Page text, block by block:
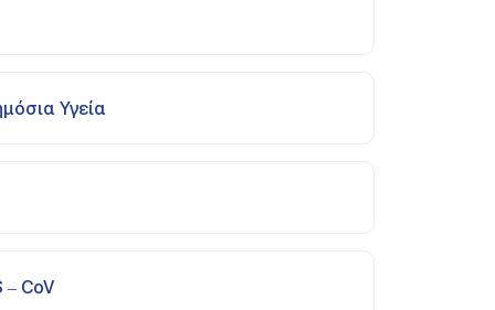
Υγεία
– CoV